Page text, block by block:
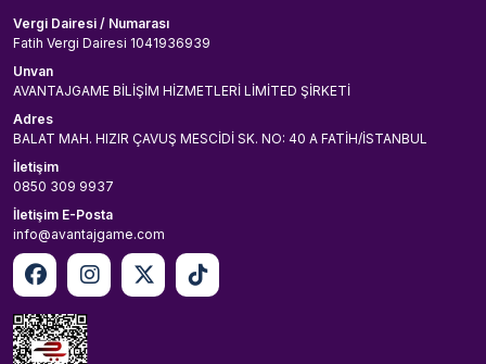
Vergi Dairesi / Numarası
Fatih Vergi Dairesi 1041936939
Unvan
AVANTAJGAME BİLİŞİM HİZMETLERİ LİMİTED ŞİRKETİ
Adres
BALAT MAH. HIZIR ÇAVUŞ MESCİDİ SK. NO: 40 A FATİH/İSTANBUL
İletişim
0850 309 9937
İletişim E-Posta
info@avantajgame.com